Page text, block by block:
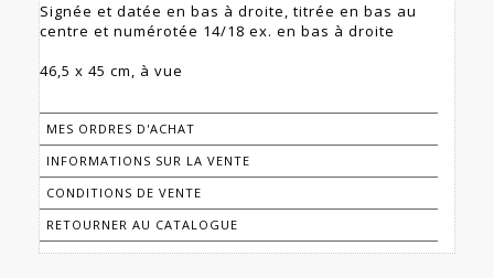
Signée et datée en bas à droite, titrée en bas au
centre et numérotée 14/18 ex. en bas à droite
46,5 x 45 cm, à vue
MES ORDRES D'ACHAT
INFORMATIONS SUR LA VENTE
CONDITIONS DE VENTE
RETOURNER AU CATALOGUE